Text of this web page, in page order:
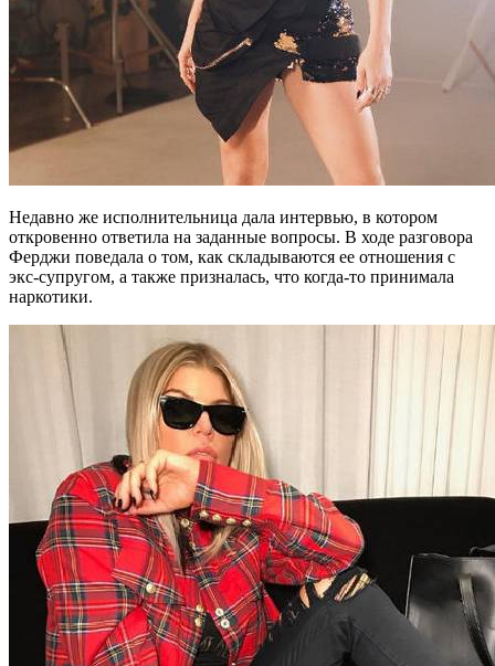
Недавно же исполнительница дала интервью, в котором
откровенно ответила на заданные вопросы. В ходе разговора
Ферджи поведала о том, как складываются ее отношения с
экс-супругом, а также призналась, что когда-то принимала
наркотики.